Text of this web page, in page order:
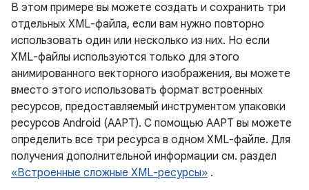
В этом примере вы можете создать и сохранить три
отдельных XML-файла, если вам нужно повторно
использовать один или несколько из них. Но если
XML-файлы используются только для этого
анимированного векторного изображения, вы можете
вместо этого использовать формат встроенных
ресурсов, предоставляемый инструментом упаковки
ресурсов Android (AAPT). С помощью AAPT вы можете
определить все три ресурса в одном XML-файле. Для
получения дополнительной информации см. раздел
«Встроенные сложные XML-ресурсы» .